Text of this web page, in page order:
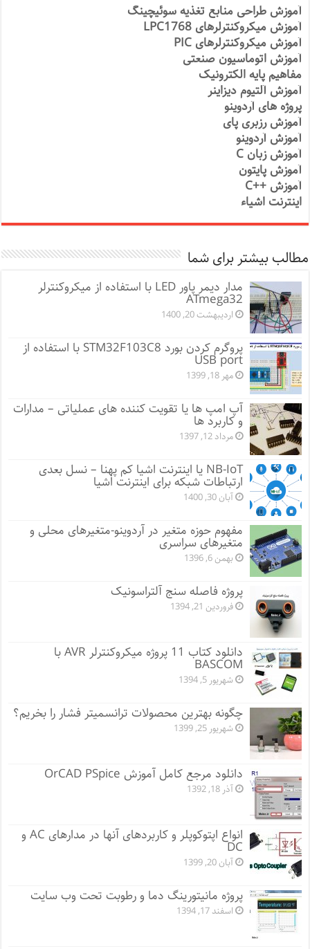
آموزش طراحی منابع تغذیه سوئیچینگ
آموزش میکروکنترلرهای LPC1768
آموزش میکروکنترلرهای PIC
آموزش اتوماسیون صنعتی
مفاهیم پایه الکترونیک
آموزش آلتیوم دیزاینر
پروژه های آردوینو
آموزش رزبری پای
آموزش آردوینو
آموزش زبان C
آموزش پایتون
آموزش ++C
اینترنت اشیاء
مطالب بیشتر برای شما
مدار دیمر پاور LED با استفاده از میکروکنترلر
ATmega32
اردیبهشت 20, 1400
پروگرم کردن بورد STM32F103C8 با استفاده از
USB port
مهر 18, 1399
آپ امپ ها یا تقویت کننده های عملیاتی – مدارات
و کاربرد ها
مرداد 12, 1397
NB-IoT یا اینترنت اشیا کم پهنا – نسل بعدی
ارتباطات شبکه برای اینترنت اشیا
آبان 30, 1400
مفهوم حوزه متغیر در آردوینو-متغیرهای محلی و
متغیرهای سراسری
بهمن 6, 1396
پروژه فاصله سنج آلتراسونیک
فروردین 21, 1394
دانلود کتاب 11 پروژه میکروکنترلر AVR با
BASCOM
شهریور 5, 1394
چگونه بهترین محصولات ترانسمیتر فشار را بخریم؟
شهریور 25, 1399
دانلود مرجع کامل آموزش OrCAD PSpice
آذر 18, 1392
انواع اپتوکوپلر و کاربردهای آنها در مدارهای AC و
DC
آبان 20, 1399
پروژه مانيتورينگ دما و رطوبت تحت وب سایت
اسفند 17, 1394